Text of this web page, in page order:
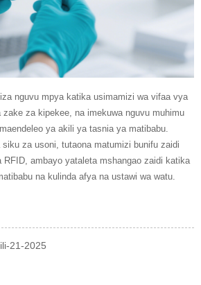
nguvu mpya katika usimamizi wa vifaa vya
zake za kipekee, na imekuwa nguvu muhimu
ya akili ya tasnia ya matibabu.
za usoni, tutaona matumizi bunifu zaidi
RFID, ambayo yataleta mshangao zaidi katika
na kulinda afya na ustawi wa watu.
21-2025